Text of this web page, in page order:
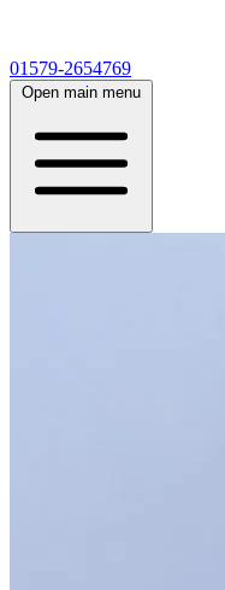
01579-2654769
Open main menu